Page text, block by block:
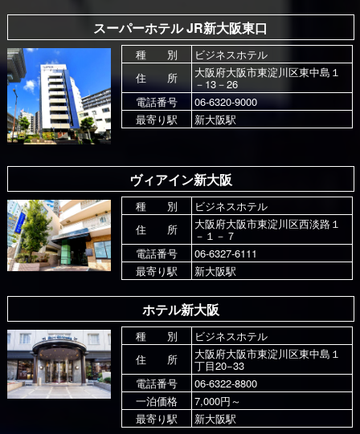
スーパーホテル JR新大阪東口
種 別
ビジネスホテル
住 所
大阪府大阪市東淀川区東中島１
－13－26
電話番号
06-6320-9000
最寄り駅
新大阪駅
ヴィアイン新大阪
種 別
ビジネスホテル
住 所
大阪府大阪市東淀川区西淡路１
－１－７
電話番号
06-6327-6111
最寄り駅
新大阪駅
ホテル新大阪
種 別
ビジネスホテル
住 所
大阪府大阪市東淀川区東中島１
丁目20−33
電話番号
06-6322-8800
一泊価格
7,000円～
最寄り駅
新大阪駅